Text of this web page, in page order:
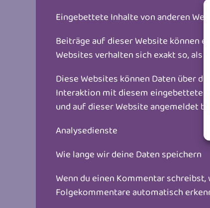
Eingebettete Inhalte von anderen
Beiträge auf dieser Website können
Websites verhalten sich exakt so, als
Diese Websites können Daten über
Interaktion mit diesem
und auf dieser Website angemeldet
Analysedienste
Wie lange wir deine Daten speichern
Wenn du einen Kommentar
Folgekommentare automatisch